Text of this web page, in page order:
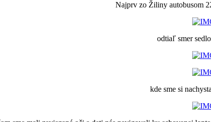
Najprv zo Žiliny autobusom
odtiaľ smer
kde sme si